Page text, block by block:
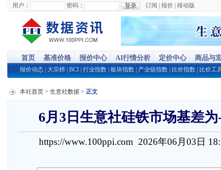
用户： 密码： 订阅 报价 移动版
首页 基准价格 报价中心 AI行情分析 定价中心 商品与
报价动态 大宗榜 BCI 行业指数 板块指数 产业链指数 比价指数 比价工
本社首页 > 生意社数据 > 正文
6月3日生意社硅铁市场基差为
https://www.100ppi.com 2026年06月03日